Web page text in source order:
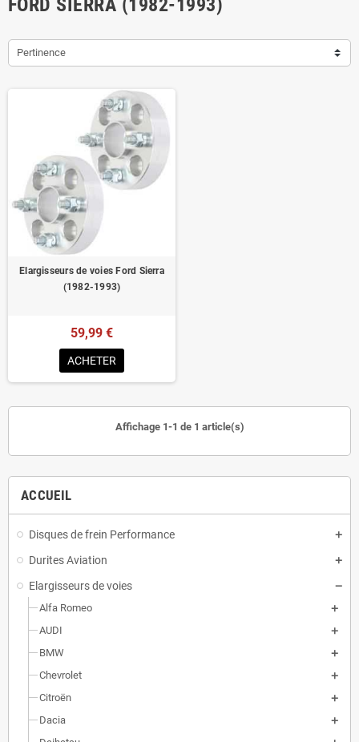
ACCUEIL
Disques de frein Performance
Durites Aviation
Elargisseurs de voies
Alfa Romeo
AUDI
BMW
Chevrolet
Citroën
Dacia
FORD SIERRA (1982-1993)
Pertinence
Elargisseurs de voies Ford Sierra
(1982-1993)
59,99 €
ACHETER
Affichage 1-1 de 1 article(s)